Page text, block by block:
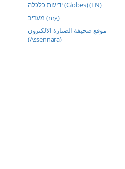
ידיעות כלכלה (Globes) (EN)
מעריב (nrg)
موقع صحيفة الصنارة الالكترون
(Assennara)